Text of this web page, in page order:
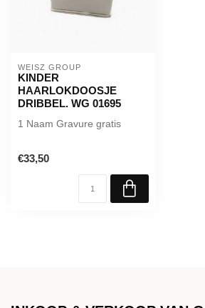
WEISZ GROUP
KINDER
HAARLOKDOOSJE
DRIBBEL. WG 01695
1 Naam Gravure gratis
€33,50